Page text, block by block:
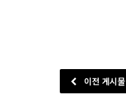
이전 게시물